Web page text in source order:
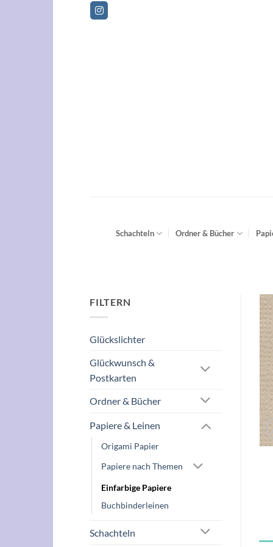
Schachteln Ordner & Bücher
FILTERN
Glückslichter
Glückwunsch &
Postkarten
Ordner & Bücher
Papiere & Leinen
Origami Papier
Papiere nach Themen
Einfarbige Papiere
Buchbinderleinen
Schachteln